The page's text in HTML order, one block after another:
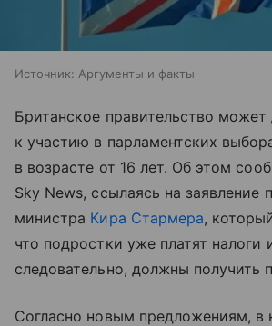
Источник: Аргументы и факты
Британское правительство может
к участию в парламентских
в возрасте от 16 лет. Об этом
Sky News, ссылаясь на заявление
министра Кира Стармера,
что подростки уже платят налоги
следовательно, должны получить
Согласно новым предложениям, в